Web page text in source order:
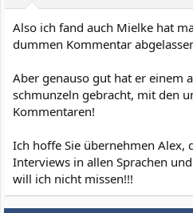
Also ich fand auch Mielke hat
dummen Kommentar
Aber genauso gut hat er einem
schmunzeln gebracht, mit den
Kommentaren!
Ich hoffe Sie übernehmen Alex,
Interviews in allen Sprachen
will ich nicht missen!!!